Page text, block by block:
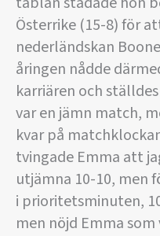
Österrike (15-8) för
nederländskan
åringen nådde
karriären och
var en jämn match,
kvar på
tvingade Emma att
utjämna 10-10, men
i prioritetsminuten,
men nöjd Emma